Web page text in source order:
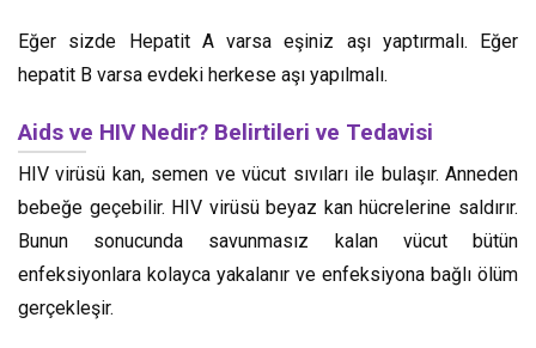
Eğer sizde Hepatit A varsa eşiniz aşı yaptırmalı. Eğer
hepatit B varsa evdeki herkese aşı yapılmalı.
Aids ve HIV Nedir? Belirtileri ve Tedavisi
HIV virüsü kan, semen ve vücut sıvıları ile bulaşır. Anneden
bebeğe geçebilir. HIV virüsü beyaz kan hücrelerine saldırır.
Bunun sonucunda savunmasız kalan vücut bütün
enfeksiyonlara kolayca yakalanır ve enfeksiyona bağlı ölüm
gerçekleşir.